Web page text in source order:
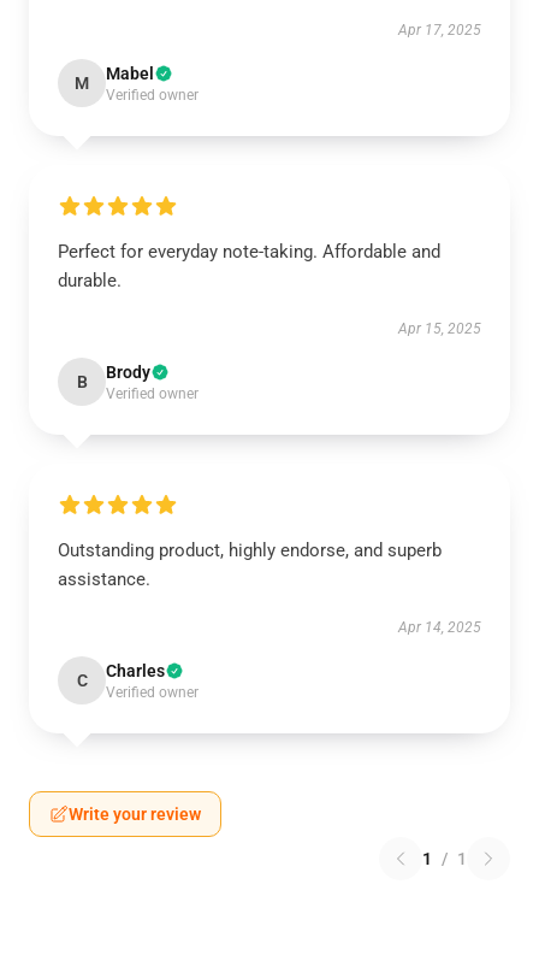
Apr 17, 2025
M Mabel
Verified owner
Perfect for everyday note-taking. Affordable and
durable.
Apr 15, 2025
B Brody
Verified owner
Outstanding product, highly endorse, and superb
assistance.
Apr 14, 2025
C Charles
Verified owner
Write your review
1 / 1